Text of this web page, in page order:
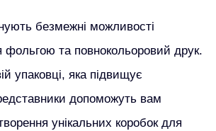
безмежні можливості
фольгою та повнокольоровий друк.
упаковці, яка підвищує
допоможуть вам
унікальних коробок для